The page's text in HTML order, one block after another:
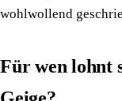
wohlwollend
Für wen lohnt